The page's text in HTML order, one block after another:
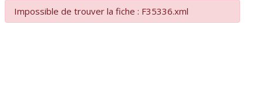
Impossible de trouver la fiche : F35336.xml